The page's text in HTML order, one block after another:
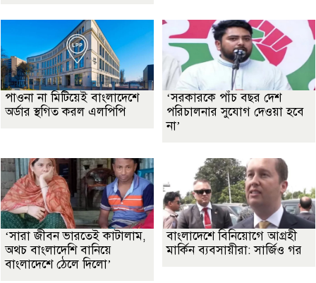
পাওনা না মিটিয়েই বাংলাদেশে
অর্ডার স্থগিত করল এলপিপি
‘সরকারকে পাঁচ বছর দেশ
পরিচালনার সুযোগ দেওয়া হবে
না’
‘সারা জীবন ভারতেই কাটালাম,
অথচ বাংলাদেশি বানিয়ে
বাংলাদেশে ঠেলে দিলো’
বাংলাদেশে বিনিয়োগে আগ্রহী
মার্কিন ব্যবসায়ীরা: সার্জিও গর